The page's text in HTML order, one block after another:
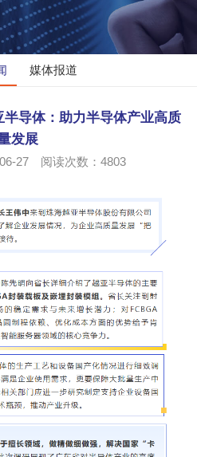
媒体报道
导体：助力半导体产业高质
发展
27 阅读次数：4803